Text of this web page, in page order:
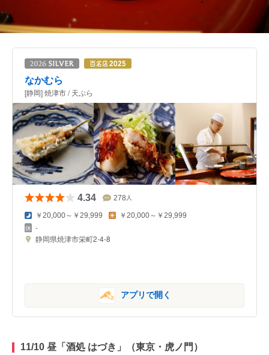
なかむら
[静岡] 焼津市 / 天ぷら
4.34 278 人
￥20,000～￥29,999 ￥20,000～￥29,999
-
静岡県焼津市栄町2-4-8
アプリで開く
11/10 昼「酒処 はづき」（東京・虎ノ門）